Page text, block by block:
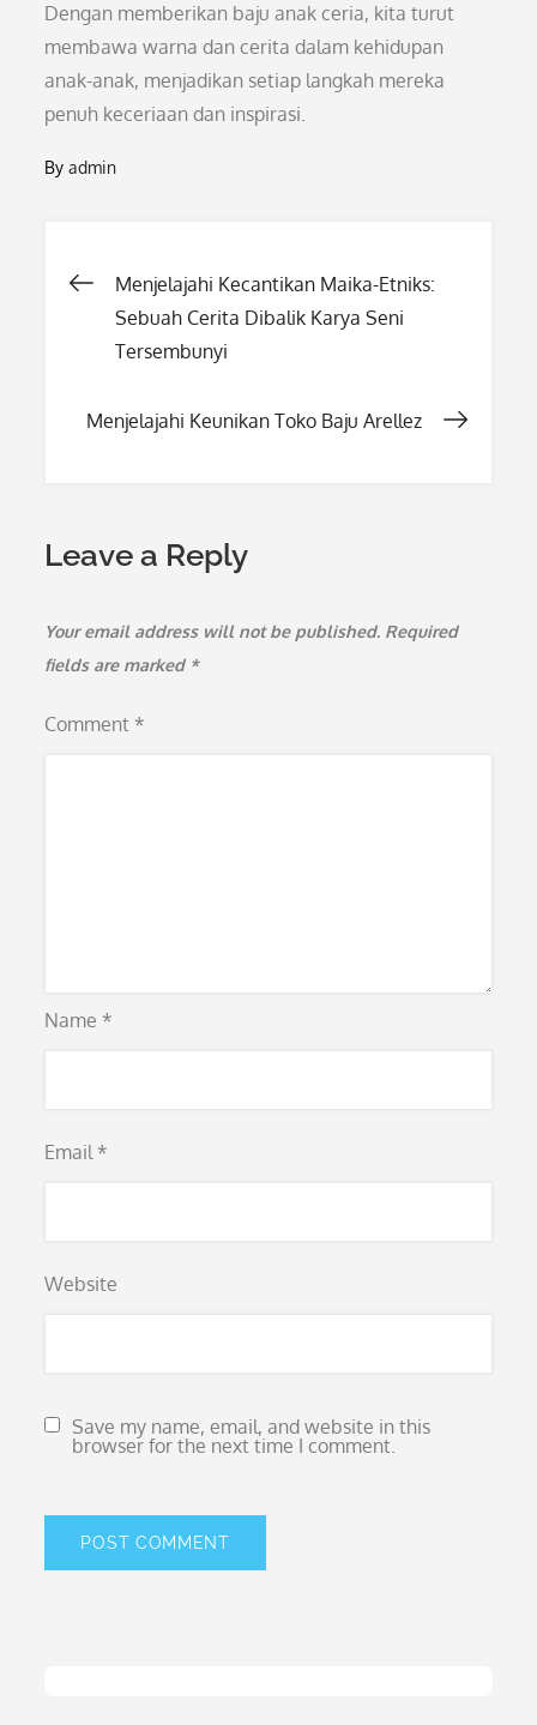
Dengan memberikan baju anak ceria, kita turut
membawa warna dan cerita dalam kehidupan
anak-anak, menjadikan setiap langkah mereka
penuh keceriaan dan inspirasi.
Byadmin
Post
navigation
Menjelajahi Kecantikan Maika-Etniks:
Sebuah Cerita Dibalik Karya Seni
Tersembunyi
Menjelajahi Keunikan Toko Baju Arellez
Leave a Reply
Your email address will not be published. Required
fields are marked *
Comment *
Name *
Email *
Website
Save my name, email, and website in this
browser for the next time I comment.